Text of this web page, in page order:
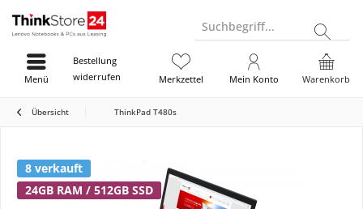
Suchbegriff...
Bestellung
widerrufen
Warenkorb
Merkzettel Mein Konto
Menü
Übersicht ThinkPad T480s
8 verkauft
24GB RAM / 512GB SSD